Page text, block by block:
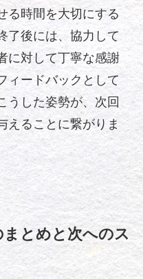
る時間を大切にする
了後には、協力して
に対して丁寧な感謝
ィードバックとして
うした姿勢が、次回
えることに繋がりま
とめと次へのス